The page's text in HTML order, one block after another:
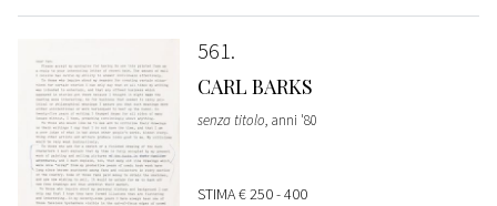
561
CARL BARKS
senza titolo, anni '80
STIMA€ 250 - 400